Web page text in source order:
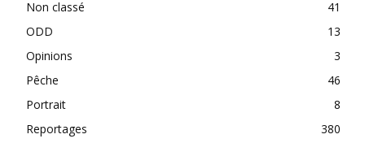
Non classé
41
ODD
13
Opinions
3
Pêche
46
Portrait
8
Reportages
380